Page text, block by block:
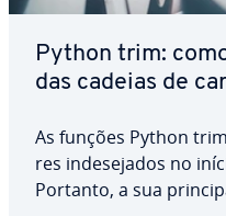
Python trim:
das cadeias de
As funções Python
res in­de­se­ja­dos no
Portanto, a sua